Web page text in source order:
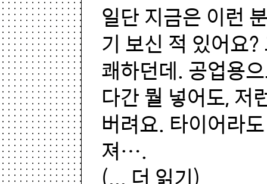
일단 지금은 이런
기 보신 적 있어요
쾌하던데. 공업용
다간 뭘 넣어도, 저
버려요. 타이어라
져….
(... 더 읽기)